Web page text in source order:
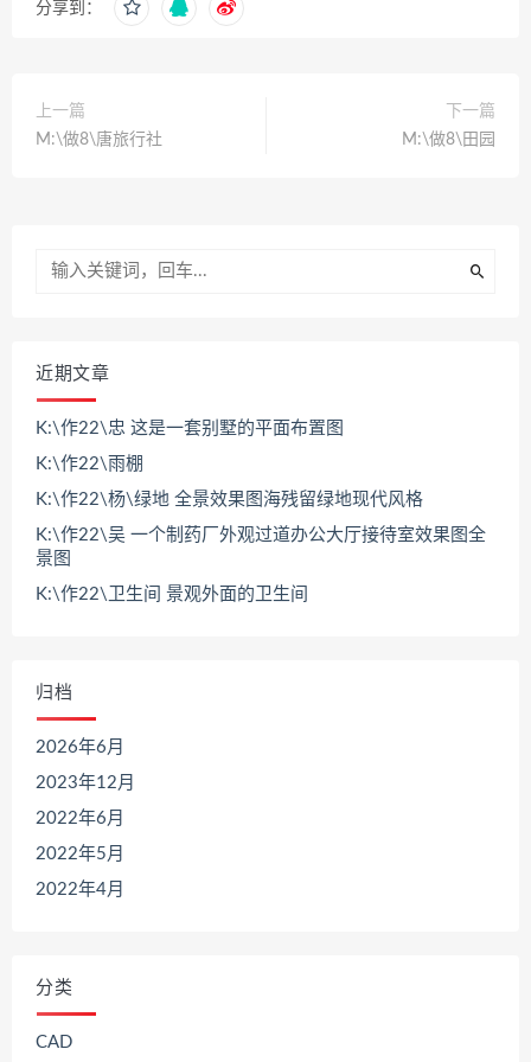
分享到：
上一篇
M:\做8\唐旅行社
下一篇
M:\做8\田园
近期文章
K:\作22\忠 这是一套别墅的平面布置图
K:\作22\雨棚
K:\作22\杨\绿地 全景效果图海残留绿地现代风格
K:\作22\吴 一个制药厂外观过道办公大厅接待室效果图全
景图
K:\作22\卫生间 景观外面的卫生间
归档
2026年6月
2023年12月
2022年6月
2022年5月
2022年4月
分类
CAD